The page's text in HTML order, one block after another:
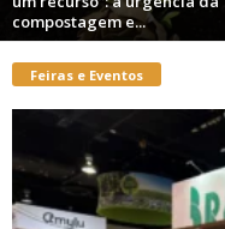
compostagem e...
Feiras e Eventos